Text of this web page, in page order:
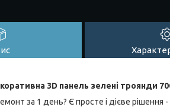
3D панель зелені троянди
за 1 день? Є просте і дієве рішення